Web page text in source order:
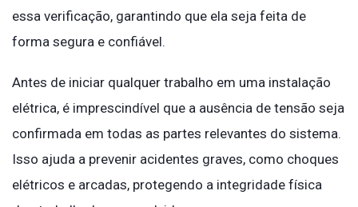
essa verificação, garantindo que ela seja feita de
forma segura e confiável.
Antes de iniciar qualquer trabalho em uma instalação
elétrica, é imprescindível que a ausência de tensão seja
confirmada em todas as partes relevantes do sistema.
Isso ajuda a prevenir acidentes graves, como choques
elétricos e arcadas, protegendo a integridade física